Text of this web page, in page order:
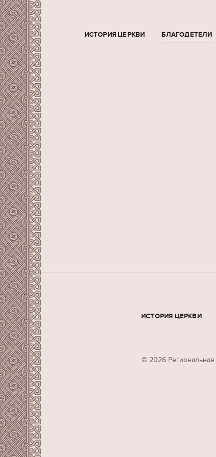
ИСТОРИЯ ЦЕРКВИ БЛАГОДЕТЕЛИ
ИСТОРИЯ ЦЕРКВИ
© 2026 Региональная